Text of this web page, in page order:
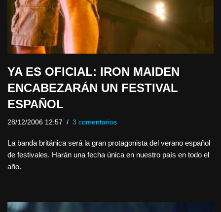
YA ES OFICIAL: IRON MAIDEN
ENCABEZARÁN UN FESTIVAL
ESPAÑOL
28/12/2006 12:57 3 comentarios
La banda británica será la gran protagonista del verano español
de festivales. Harán una fecha única en nuestro país en todo el
año.